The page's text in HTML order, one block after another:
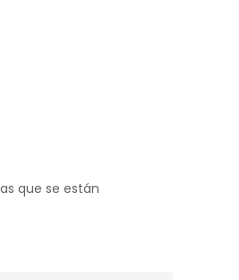
que se están